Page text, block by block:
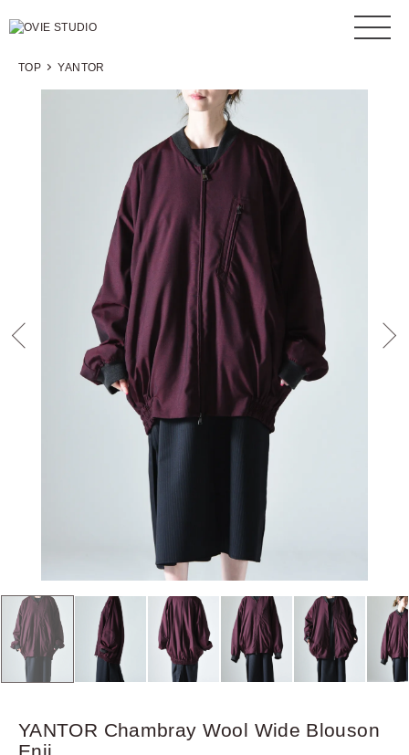
TOP YANTOR
YANTOR Chambray Wool Wide Blouson
Enji